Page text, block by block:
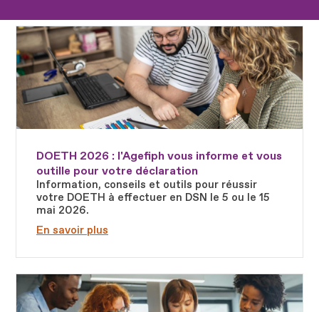
DOETH 2026 : l'Agefiph vous informe et vous
outille pour votre déclaration
Information, conseils et outils pour réussir
votre DOETH à effectuer en DSN le 5 ou le 15
mai 2026.
En savoir plus
Fichier
Fichier